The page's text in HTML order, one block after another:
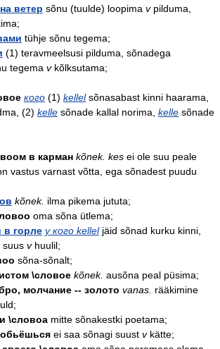
ветер sõnu (tuulde) loopima vpilduma,
tühje sõnu tegema;
(1) teravmeelsusi pilduma, sõnadega
tegema vkõlksutama;
кого (1) kellelsõnasabast kinni haarama,
(2) kelle sõnade kallal norima, kelle sõnade
в карман kõnek. kes ei ole suu peale
vastus varnast võtta, ega sõnadest puudu
kõnek. ilma pikema jututa;
oma sõna ütlema;
в горле у кого kelleljäid sõnad kurku kinni,
vhuulil;
sõna-sõnalt;
\словое kõnek. ausõna peal püsima;
молчание -- золото vanas. rääkimine
\словоа mitte sõnakestki poetama;
ei saa sõnagi suust vkätte;